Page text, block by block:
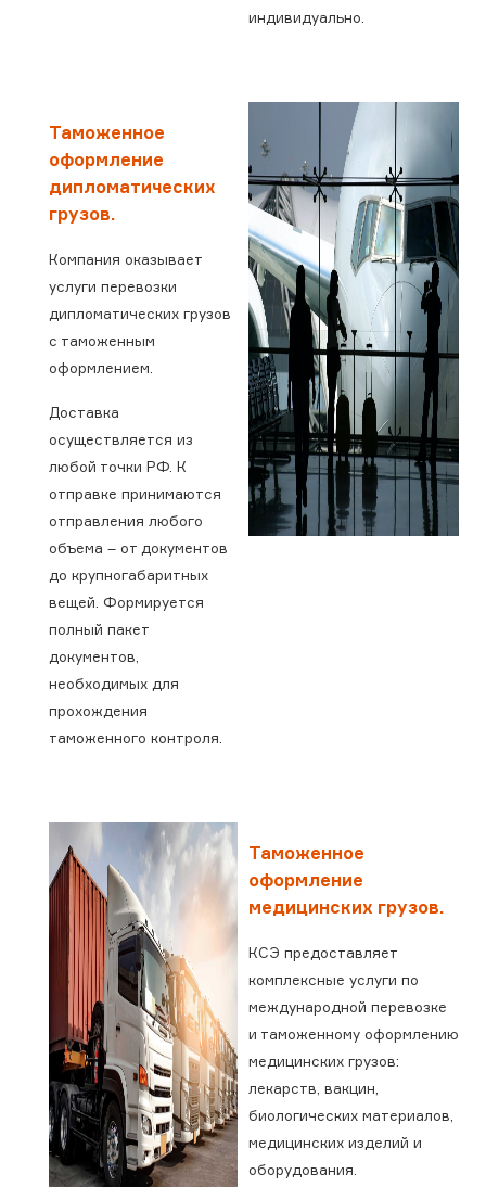
индивидуально.
Таможенное
оформление
дипломатических
грузов.
Компания оказывает
услуги перевозки
дипломатических грузов
с таможенным
оформлением.
Доставка
осуществляется из
любой точки РФ. К
отправке принимаются
отправления любого
объема – от документов
до крупногабаритных
вещей. Формируется
полный пакет
документов,
необходимых для
прохождения
таможенного контроля.
Таможенное
оформление
медицинских грузов.
КСЭ предоставляет
комплексные услуги по
международной перевозке
и таможенному оформлению
медицинских грузов:
лекарств, вакцин,
биологических материалов,
медицинских изделий и
оборудования.